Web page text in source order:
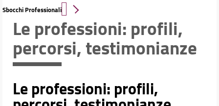
Presentazione del corso
Per iscriversi
Organizzazione e contatti
Sedi e strutture
Qualità del Corso di Studio
Regolamenti e verbali del Consiglio
Partnership
Opinioni degli studenti
Sbocchi Professionali
Le professioni: profili,
percorsi, testimonianze
Le professioni: profili,